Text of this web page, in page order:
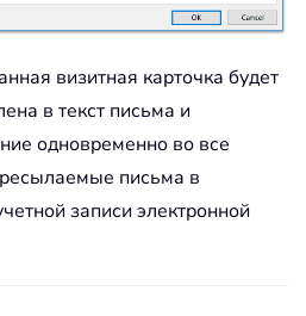
визитная карточка будет
в текст письма и
одновременно во все
письма в
записи электронной